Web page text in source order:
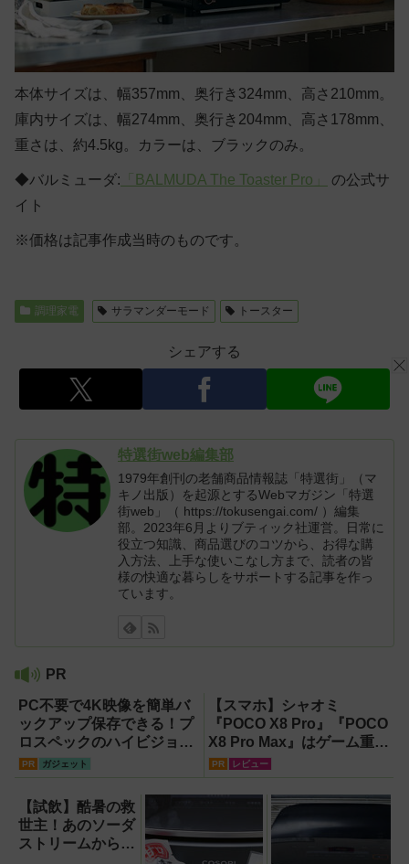
本体サイズは、幅357mm、奥行き324mm、高さ210mm。
庫内サイズは、幅274mm、奥行き204mm、高さ178mm、
重さは、約4.5kg。カラーは、ブラックのみ。
◆バルミューダ: 「BALMUDA The Toaster Pro」
の公式サ
イト
※価格は記事作成当時のものです。
調理家電 サラマンダーモード トースター
シェアする
特選街web編集部
1979年創刊の老舗商品情報誌「特選街」（マ
キノ出版）を起源とするWebマガジン「特選
街web」（ https://tokusengai.com/ ）編集
部。2023年6月よりブティック社運営。日常に
役立つ知識、商品選びのコツから、お得な購
入方法、上手な使いこなし方まで、読者の皆
様の快適な暮らしをサポートする記事を作っ
ています。
PR
PC不要で4K映像を簡単バ
ックアップ保存できる！プ
ロスペックのハイビジョン
レコーダー『HVE705-
PR ガジェット
【スマホ】シャオミ
『POCO X8 Pro』『POCO
X8 Pro Max』はゲーム重視
ならコスパ最強クラス！
PR レビュー
【試飲】酷暑の救
世主！あのソーダ
ストリームから